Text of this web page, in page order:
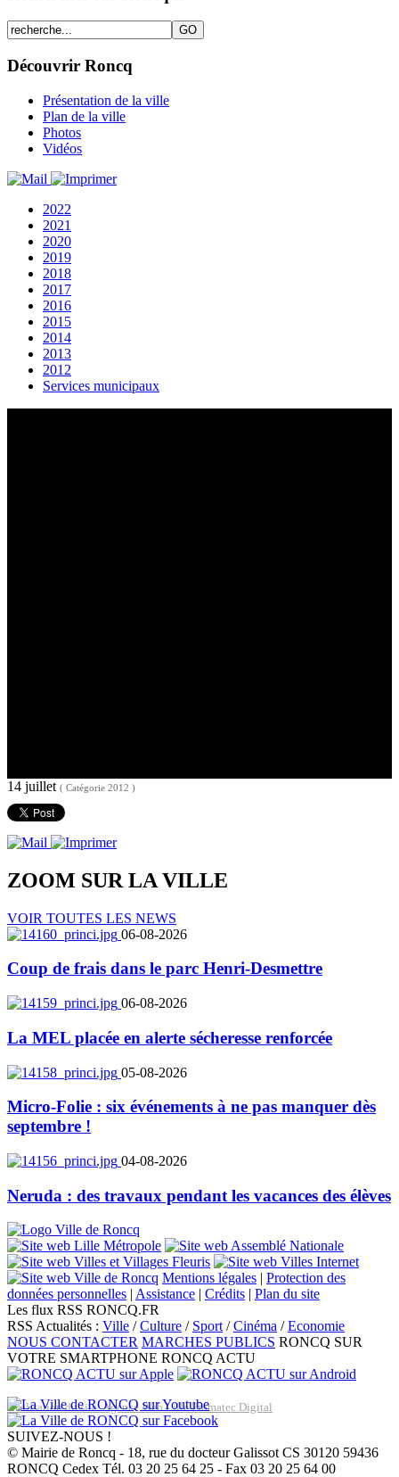
Découvrir Roncq
Présentation de la ville
Plan de la ville
Photos
Vidéos
2022
2021
2020
2019
2018
2017
2016
2015
2014
2013
2012
Services municipaux
14 juillet ( Catégorie 2012 )
ZOOM SUR LA VILLE
VOIR TOUTES LES NEWS
06-08-2026
Coup de frais dans le parc Henri-Desmettre
06-08-2026
La MEL placée en alerte sécheresse renforcée
05-08-2026
Micro-Folie : six événements à ne pas manquer dès
septembre !
04-08-2026
Neruda : des travaux pendant les vacances des élèves
Mentions légales | Protection des
données personnelles | Assistance | Crédits | Plan du site
Les flux RSS RONCQ.FR
RSS Actualités : Ville /Culture / Sport/Cinéma /Economie
NOUS CONTACTER MARCHES PUBLICS RONCQ SUR
VOTRE SMARTPHONE RONCQ ACTU
Réalisation du site: Agence Web Lille Promatec Digital
SUIVEZ-NOUS !
© Mairie de Roncq - 18, rue du docteur Galissot CS 30120 59436
RONCQ Cedex Tél. 03 20 25 64 25 - Fax 03 20 25 64 00